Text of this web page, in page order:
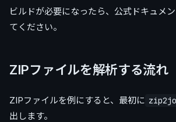
ビルドが必要になったら、公式ドキュメ
てください。
ZIPファイルを解析する流れ
ZIPファイルを例にすると、最初に
出します。